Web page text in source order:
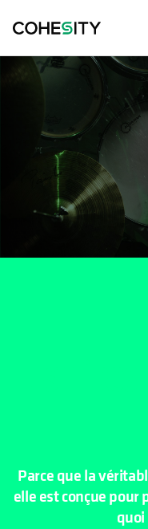
Parce que la
elle est conçue pour